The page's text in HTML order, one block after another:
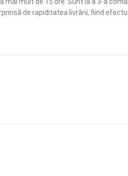
de rapiditatea livrării, fiind